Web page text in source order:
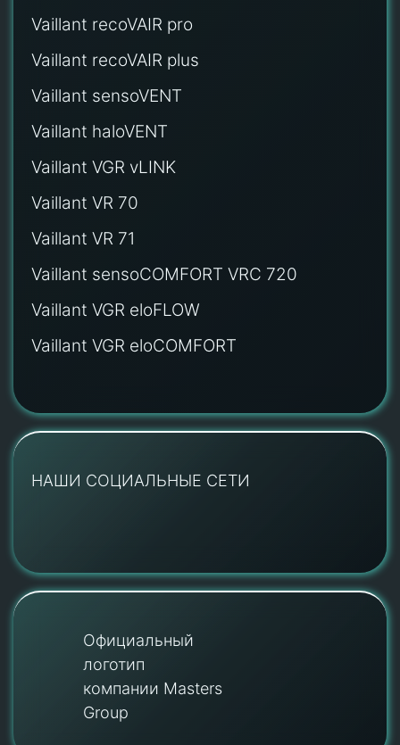
Vaillant recoVAIR pro
Vaillant recoVAIR plus
Vaillant sensoVENT
Vaillant haloVENT
Vaillant VGR vLINK
Vaillant VR 70
Vaillant VR 71
Vaillant sensoCOMFORT VRC 720
Vaillant VGR eloFLOW
Vaillant VGR eloCOMFORT
НАШИ СОЦИАЛЬНЫЕ СЕТИ
Официальный
логотип
компании Masters
Group